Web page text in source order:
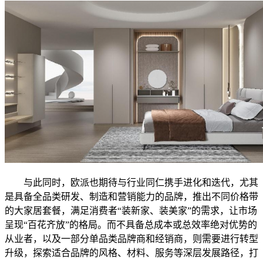
与此同时，欧派也期待与行业同仁携手进化和迭代，尤其
是具备全品类研发、制造和营销能力的品牌，推出不同价格带
的大家居套餐，满足消费者“装新家、装美家”的需求，让市场
呈现“百花齐放”的格局。而不具备总成本或总效率绝对优势的
从业者，以及一部分单品类品牌商和经销商，则需要进行转型
升级，探索适合品牌的风格、材料、服务等深层发展路径，打